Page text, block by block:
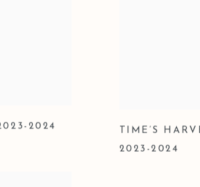
2024 TIME’S
2023-2024